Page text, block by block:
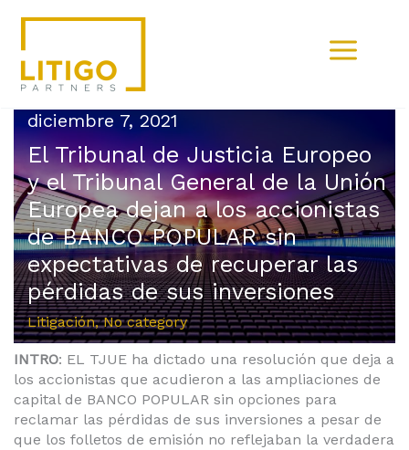
contenido
El Tribunal de Justicia Europeo
y el Tribunal General de la Unión
Europea dejan a los accionistas
de BANCO POPULAR sin
expectativas de recuperar las
pérdidas de sus inversiones
diciembre 7, 2021
/
Litigación,No category
INTRO: EL TJUE ha dictado una resolución que deja a
los accionistas que acudieron a las ampliaciones de
capital de BANCO POPULAR sin opciones para
reclamar las pérdidas de sus inversiones a pesar de
que los folletos de emisión no reflejaban la verdadera